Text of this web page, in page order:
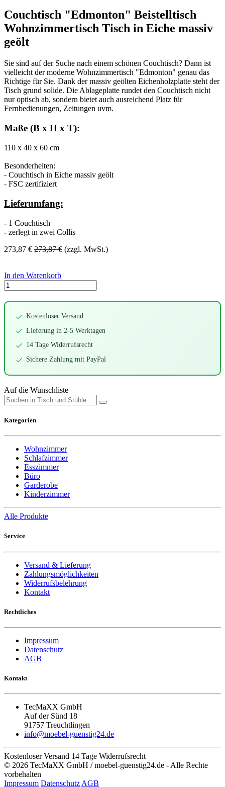
Couchtisch "Edmonton" Beistelltisch
Wohnzimmertisch Tisch in Eiche massiv
geölt
Sie sind auf der Suche nach einem schönen Couchtisch? Dann ist
vielleicht der moderne Wohnzimmertisch "Edmonton" genau das
Richtige für Sie. Dank der massiv geölten Eichenholzplatte steht der
Tisch grund solide. Die Ablageplatte rundet den Couchtisch nicht
nur optisch ab, sondern bietet auch ausreichend Platz für
Fernbedienungen, Zeitungen uvm.
Maße (B x H x T):
110 x 40 x 60 cm
Besonderheiten:
- Couchtisch in Eiche massiv geölt
- FSC zertifiziert
Lieferumfang:
- 1 Couchtisch
- zerlegt in zwei Collis
273,87 € 273,87€ (zzgl. MwSt.)
In den Warenkorb
Kostenloser Versand
Lieferung in 2-5 Werktagen
14 Tage Widerrufsrecht
Sichere Zahlung mit PayPal
Auf die Wunschliste
Kategorien
Wohnzimmer
Schlafzimmer
Esszimmer
Büro
Garderobe
Kinderzimmer
Alle Produkte
Service
Versand & Lieferung
Zahlungsmöglichkeiten
Widerrufsbelehrung
Kontakt
Rechtliches
Impressum
Datenschutz
AGB
Kontakt
TecMaXX GmbH
Auf der Sünd 18
91757 Treuchtlingen
info@moebel-guenstig24.de
Kostenloser Versand 14 Tage Widerrufsrecht
© 2026 TecMaXX GmbH / moebel-guenstig24.de - Alle Rechte
vorbehalten
Impressum Datenschutz AGB